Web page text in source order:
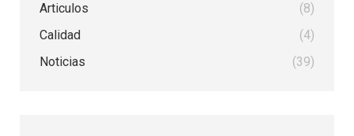
Articulos
(8)
Calidad
(4)
Noticias
(39)